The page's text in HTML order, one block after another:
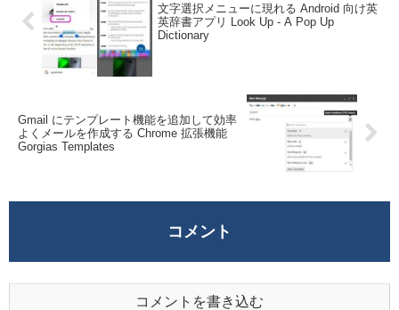
文字選択メニューに現れる Android 向け英
英辞書アプリ Look Up - A Pop Up
Dictionary
Gmail にテンプレート機能を追加して効率
よくメールを作成する Chrome 拡張機能
Gorgias Templates
コメント
コメントを書き込む